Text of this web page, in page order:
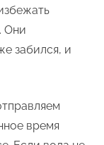
Они
забился, и
время